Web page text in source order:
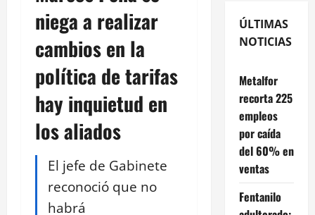
niega a realizar
cambios en la
política de tarifas
hay inquietud en
los aliados
El jefe de Gabinete
reconoció que no
habrá
ÚLTIMAS
NOTICIAS
Metalfor
recorta 225
empleos
por caída
del 60% en
ventas
Fentanilo